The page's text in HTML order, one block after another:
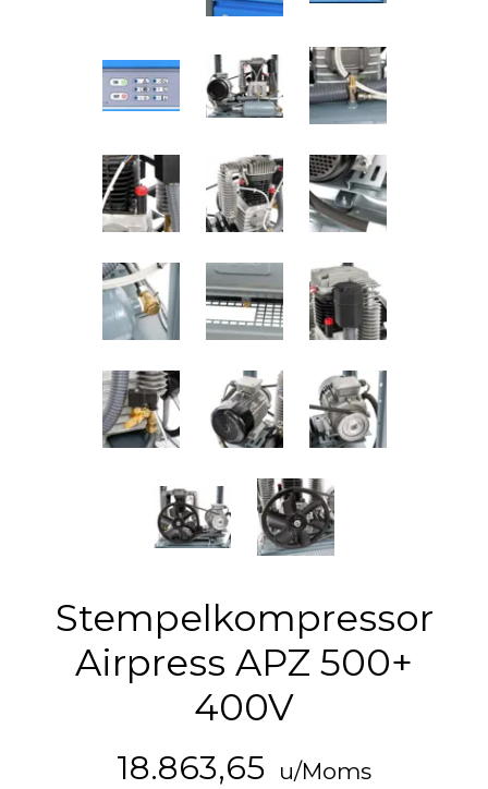
Stempelkompressor
Airpress APZ 500+
400V
18.863,65 u/Moms